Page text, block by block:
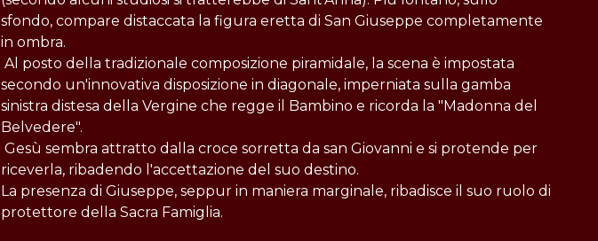
sfondo, compare distaccata la figura eretta di San Giuseppe completamente
in ombra.
Al posto della tradizionale composizione piramidale, la scena è impostata
secondo un'innovativa disposizione in diagonale, imperniata sulla gamba
sinistra distesa della Vergine che regge il Bambino e ricorda la "Madonna del
Belvedere".
Gesù sembra attratto dalla croce sorretta da san Giovanni e si protende per
riceverla, ribadendo l'accettazione del suo destino.
La presenza di Giuseppe, seppur in maniera marginale, ribadisce il suo ruolo di
protettore della Sacra Famiglia.